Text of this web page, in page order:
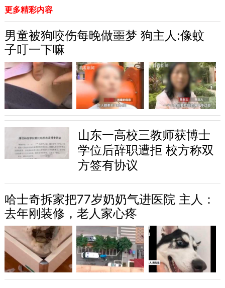
更多精彩内容
男童被狗咬伤每晚做噩梦 狗主人:像蚊
子叮一下嘛
山东一高校三教师获博士
学位后辞职遭拒 校方称双
方签有协议
哈士奇拆家把77岁奶奶气进医院 主人：
去年刚装修，老人家心疼